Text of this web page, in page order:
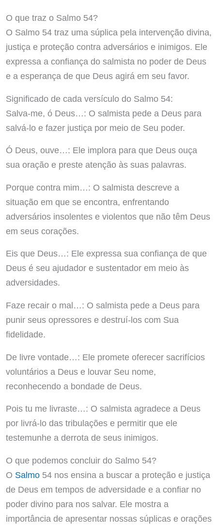
O que traz o Salmo 54?
O Salmo 54 traz uma súplica pela intervenção divina,
justiça e proteção contra adversários e inimigos. Ele
expressa a confiança do salmista no poder de Deus
e a esperança de que Deus agirá em seu favor.
Significado de cada versículo do Salmo 54:
Salva-me, ó Deus…: O salmista pede a Deus para
salvá-lo e fazer justiça por meio de Seu poder.
Ó Deus, ouve…: Ele implora para que Deus ouça
sua oração e preste atenção às suas palavras.
Porque contra mim…: O salmista descreve a
situação em que se encontra, enfrentando
adversários insolentes e violentos que não têm Deus
em seus corações.
Eis que Deus…: Ele expressa sua confiança de que
Deus é seu ajudador e sustentador em meio às
adversidades.
Faze recair o mal…: O salmista pede a Deus para
punir seus opressores e destruí-los com Sua
fidelidade.
De livre vontade…: Ele promete oferecer sacrifícios
voluntários a Deus e louvar Seu nome,
reconhecendo a bondade de Deus.
Pois tu me livraste…: O salmista agradece a Deus
por livrá-lo das tribulações e permitir que ele
testemunhe a derrota de seus inimigos.
O que podemos concluir do Salmo 54?
O Salmo54 nos ensina a buscar a proteção e justiça
de Deus em tempos de adversidade e a confiar no
poder divino para nos salvar. Ele mostra a
importância de apresentar nossas súplicas e orações